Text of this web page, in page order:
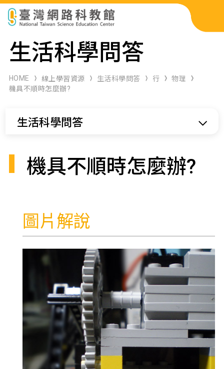
科展作品檢索
科學研習月刊
生活科學問答
HOME 線上學習資源 生活科學問答 行
物理
機具不順時怎麼辦?
生活科學問答
機具不順時怎麼辦?
圖片解說